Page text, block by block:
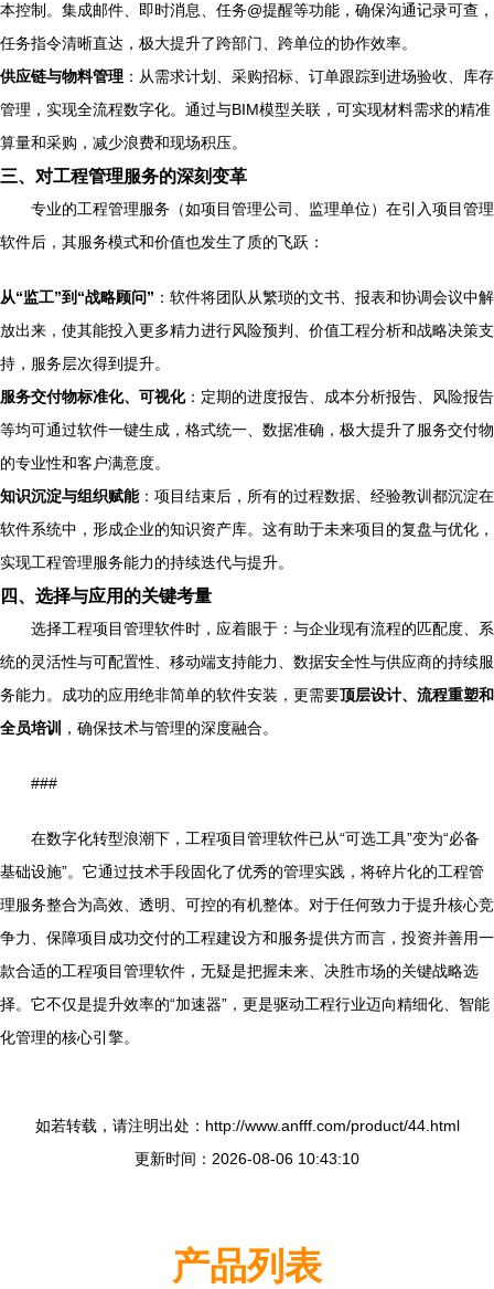
本控制。集成邮件、即时消息、任务@提醒等功能，确保沟通记录可查，
任务指令清晰直达，极大提升了跨部门、跨单位的协作效率。
供应链与物料管理 ：从需求计划、采购招标、订单跟踪到进场验收、库存
管理，实现全流程数字化。通过与BIM模型关联，可实现材料需求的精准
算量和采购，减少浪费和现场积压。
三、对工程管理服务的深刻变革
专业的工程管理服务（如项目管理公司、监理单位）在引入项目管理
软件后，其服务模式和价值也发生了质的飞跃：
从“监工”到“战略顾问” ：软件将团队从繁琐的文书、报表和协调会议中解
放出来，使其能投入更多精力进行风险预判、价值工程分析和战略决策支
持，服务层次得到提升。
服务交付物标准化、可视化：定期的进度报告、成本分析报告、风险报告
等均可通过软件一键生成，格式统一、数据准确，极大提升了服务交付物
的专业性和客户满意度。
知识沉淀与组织赋能：项目结束后，所有的过程数据、经验教训都沉淀在
软件系统中，形成企业的知识资产库。这有助于未来项目的复盘与优化，
实现工程管理服务能力的持续迭代与提升。
四、选择与应用的关键考量
选择工程项目管理软件时，应着眼于：与企业现有流程的匹配度、系
统的灵活性与可配置性、移动端支持能力、数据安全性与供应商的持续服
务能力。成功的应用绝非简单的软件安装，更需要顶层设计、流程重塑和
全员培训
，确保技术与管理的深度融合。
###
在数字化转型浪潮下，工程项目管理软件已从“可选工具”变为“必备
基础设施”。它通过技术手段固化了优秀的管理实践，将碎片化的工程管
理服务整合为高效、透明、可控的有机整体。对于任何致力于提升核心竞
争力、保障项目成功交付的工程建设方和服务提供方而言，投资并善用一
款合适的工程项目管理软件，无疑是把握未来、决胜市场的关键战略选
择。它不仅是提升效率的“加速器”，更是驱动工程行业迈向精细化、智能
化管理的核心引擎。
如若转载，请注明出处：http://www.anfff.com/product/44.html
更新时间：2026-08-06 10:43:10
产品列表